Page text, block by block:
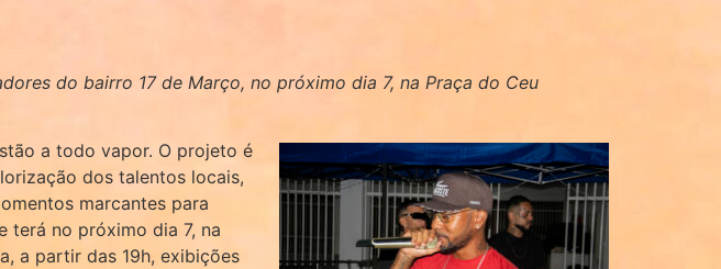
do bairro 17 de Março, no próximo dia 7, na Praça do Ceu
a todo vapor. O projeto é
dos talentos locais,
marcantes para
terá no próximo dia 7, na
a partir das 19h, exibições